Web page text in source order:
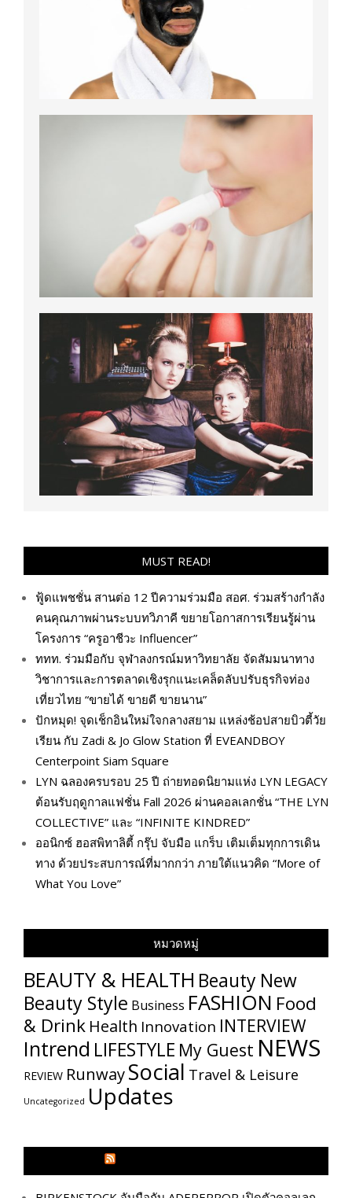
MUST READ!
ฟู้ดแพชชั่น สานต่อ 12 ปีความร่วมมือ สอศ. ร่วมสร้างกำลัง
คนคุณภาพผ่านระบบทวิภาคี ขยายโอกาสการเรียนรู้ผ่าน
โครงการ “ครูอาชีวะ Influencer”
ททท. ร่วมมือกับ จุฬาลงกรณ์มหาวิทยาลัย จัดสัมมนาทาง
วิชาการและการตลาดเชิงรุกแนะเคล็ดลับปรับธุรกิจท่อง
เที่ยวไทย “ขายได้ ขายดี ขายนาน”
ปักหมุด! จุดเช็กอินใหม่ใจกลางสยาม แหล่งช้อปสายบิวตี้วัย
เรียน กับ Zadi & Jo Glow Station ที่ EVEANDBOY
Centerpoint Siam Square
LYN ฉลองครบรอบ 25 ปี ถ่ายทอดนิยามแห่ง LYN LEGACY
ต้อนรับฤดูกาลแฟชั่น Fall 2026 ผ่านคอลเลกชั่น “THE LYN
COLLECTIVE” และ “INFINITE KINDRED”
ออนิกซ์ ฮอสพิทาลิตี้ กรุ๊ป จับมือ แกร็บ เติมเต็มทุกการเดิน
ทาง ด้วยประสบการณ์ที่มากกว่า ภายใต้แนวคิด “More of
What You Love”
หมวดหมู่
BEAUTY & HEALTH Beauty New
Beauty Style Business FASHION Food
& Drink Health Innovation INTERVIEW
Intrend LIFESTYLE My​ Guest NEWS
REVIEW RunwaySocial Travel & Leisure
Uncategorized Updates